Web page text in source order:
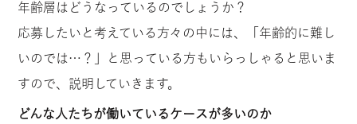
年齢層はどうなっているのでしょうか？
応募したいと考えている方々の中には、「年齢的に難し
いのでは…？」と思っている方もいらっしゃると思いま
すので、説明していきます。
どんな人たちが働いているケースが多いのか